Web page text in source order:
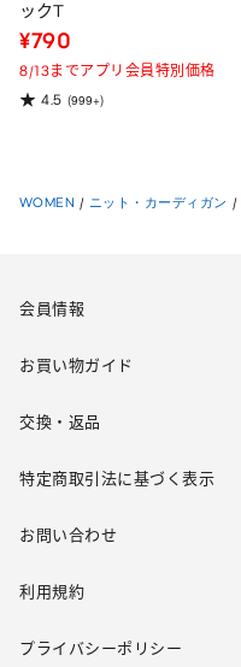
ックT
¥790
8/13までアプリ会員特別価格
4.5 (999+)
WOMEN / ニット・カーディガン /
会員情報
お買い物ガイド
交換・返品
特定商取引法に基づく表示
お問い合わせ
利用規約
プライバシーポリシー